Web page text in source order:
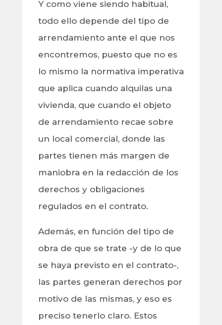
Y como viene siendo habitual,
todo ello depende del tipo de
arrendamiento ante el que nos
encontremos, puesto que no es
lo mismo la normativa imperativa
que aplica cuando alquilas una
vivienda, que cuando el objeto
de arrendamiento recae sobre
un local comercial, donde las
partes tienen más margen de
maniobra en la redacción de los
derechos y obligaciones
regulados en el contrato.
Además, en función del tipo de
obra de que se trate -y de lo que
se haya previsto en el contrato-,
las partes generan derechos por
motivo de las mismas, y eso es
preciso tenerlo claro. Estos